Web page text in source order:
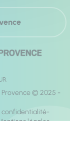
Provence © 2025 -
confidentialité
légales